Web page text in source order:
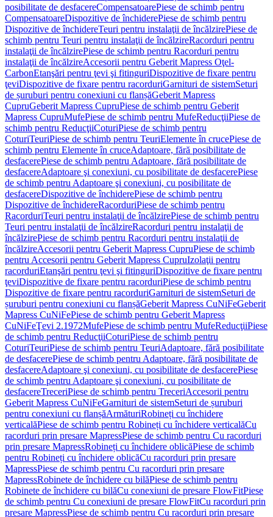
posibilitate de desfacereCompensatoarePiese de schimb pentru
CompensatoareDispozitive de închiderePiese de schimb pentru
Dispozitive de închidereTeuri pentru instalaţii de încălzirePiese de
schimb pentru Teuri pentru instalaţii de încălzireRacorduri pentru
instalaţii de încălzirePiese de schimb pentru Racorduri pentru
instalaţii de încălzireAccesorii pentru Geberit Mapress Oţel-
CarbonEtanşări pentru ţevi şi fitinguriDispozitive de fixare pentru
ţeviDispozitive de fixare pentru racorduriGarnituri de sistemSeturi
de șuruburi pentru conexiuni cu flanșăGeberit Mapress
CupruGeberit Mapress CupruPiese de schimb pentru Geberit
Mapress CupruMufePiese de schimb pentru MufeReducţiiPiese de
schimb pentru ReducţiiCoturiPiese de schimb pentru
CoturiTeuriPiese de schimb pentru TeuriElemente în crucePiese de
schimb pentru Elemente în cruceAdaptoare, fără posibilitate de
desfacerePiese de schimb pentru Adaptoare, fără posibilitate de
desfacereAdaptoare şi conexiuni, cu posibilitate de desfacerePiese
de schimb pentru Adaptoare şi conexiuni, cu posibilitate de
desfacereDispozitive de închiderePiese de schimb pentru
Dispozitive de închidereRacorduriPiese de schimb pentru
RacorduriTeuri pentru instalaţii de încălzirePiese de schimb pentru
Teuri pentru instalaţii de încălzireRacorduri pentru instalaţii de
încălzirePiese de schimb pentru Racorduri pentru instalaţii de
încălzireAccesorii pentru Geberit Mapress CupruPiese de schimb
pentru Accesorii pentru Geberit Mapress CupruIzolaţii pentru
racorduriEtanşări pentru ţevi şi fitinguriDispozitive de fixare pentru
ţeviDispozitive de fixare pentru racorduriPiese de schimb pentru
Dispozitive de fixare pentru racorduriGarnituri de sistemSeturi de
șuruburi pentru conexiuni cu flanșăGeberit Mapress CuNiFeGeberit
Mapress CuNiFePiese de schimb pentru Geberit Mapress
CuNiFeŢevi 2.1972MufePiese de schimb pentru MufeReducţiiPiese
de schimb pentru ReducţiiCoturiPiese de schimb pentru
CoturiTeuriPiese de schimb pentru TeuriAdaptoare, fără posibilitate
de desfacerePiese de schimb pentru Adaptoare, fără posibilitate de
desfacereAdaptoare şi conexiuni, cu posibilitate de desfacerePiese
de schimb pentru Adaptoare şi conexiuni, cu posibilitate de
desfacereTreceriPiese de schimb pentru TreceriAccesorii pentru
Geberit Mapress CuNiFeGarnituri de sistemSeturi de șuruburi
pentru conexiuni cu flanșăArmăturiRobineți cu închidere
verticalăPiese de schimb pentru Robineți cu închidere verticalăCu
racorduri prin presare MapressPiese de schimb pentru Cu racorduri
prin presare MapressRobineți cu închidere oblicăPiese de schimb
pentru Robineți cu închidere oblicăCu racorduri prin presare
MapressPiese de schimb pentru Cu racorduri prin presare
MapressRobinete de închidere cu bilăPiese de schimb pentru
Robinete de închidere cu bilăCu conexiuni de presare FlowFitPiese
de schimb pentru Cu conexiuni de presare FlowFitCu racorduri prin
presare MapressPiese de schimb pentru Cu racorduri prin presare